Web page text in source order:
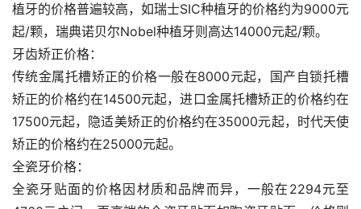
植牙的价格普遍较高，如瑞士SIC种植牙的价格约为9000元
起/颗，瑞典诺贝尔Nobel种植牙则高达14000元起/颗。
牙齿矫正价格：
传统金属托槽矫正的价格一般在8000元起，国产自锁托槽
矫正的价格约在14500元起，进口金属托槽矫正的价格约在
17500元起，隐适美矫正的价格约在35000元起，时代天使
矫正的价格约在25000元起。
全瓷牙价格：
全瓷牙贴面的价格因材质和品牌而异，一般在2294元至